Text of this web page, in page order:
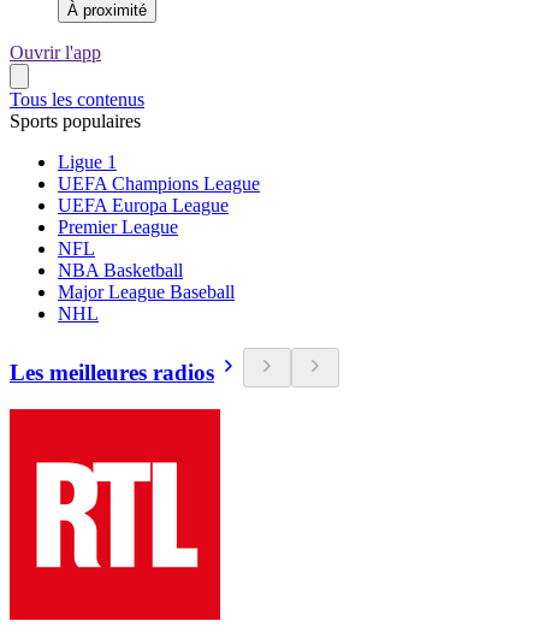
À proximité
Ouvrir l'app
Tous les contenus
Sports populaires
Ligue 1
UEFA Champions League
UEFA Europa League
Premier League
NFL
NBA Basketball
Major League Baseball
NHL
Les meilleures radios